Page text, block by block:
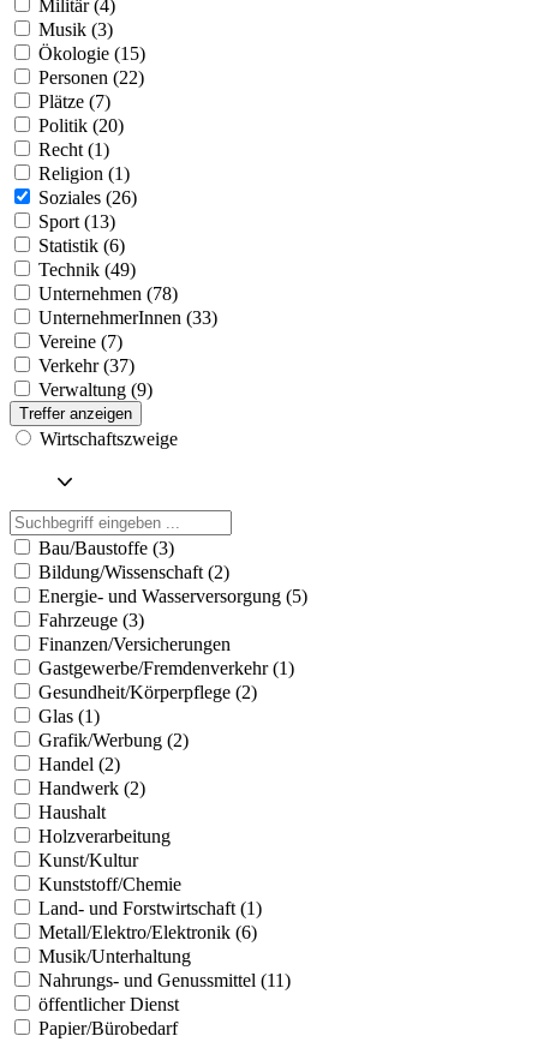
Militär (4)
Musik (3)
Ökologie (15)
Personen (22)
Plätze (7)
Politik (20)
Recht (1)
Religion (1)
Soziales (26)
Sport (13)
Statistik (6)
Technik (49)
Unternehmen (78)
UnternehmerInnen (33)
Vereine (7)
Verkehr (37)
Verwaltung (9)
Treffer anzeigen
Wirtschaftszweige
Bau/Baustoffe (3)
Bildung/Wissenschaft (2)
Energie- und Wasserversorgung (5)
Fahrzeuge (3)
Finanzen/Versicherungen
Gastgewerbe/Fremdenverkehr (1)
Gesundheit/Körperpflege (2)
Glas (1)
Grafik/Werbung (2)
Handel (2)
Handwerk (2)
Haushalt
Holzverarbeitung
Kunst/Kultur
Kunststoff/Chemie
Land- und Forstwirtschaft (1)
Metall/Elektro/Elektronik (6)
Musik/Unterhaltung
Nahrungs- und Genussmittel (11)
öffentlicher Dienst
Papier/Bürobedarf